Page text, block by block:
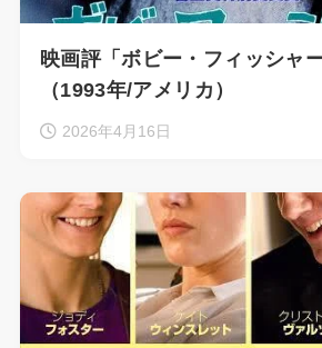
映画評「ボビー・フィッシャ
（1993年/アメリカ）
2026年4月16日